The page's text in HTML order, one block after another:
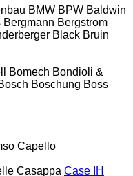
BMW BPW Baldwin
Bergmann Bergstrom
Black Bruin
Bomech Bondioli &
Boschung Boss
Capello
Casappa Case IH